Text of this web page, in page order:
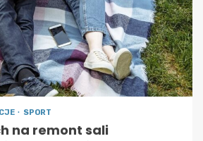
SPORT
na remont sali